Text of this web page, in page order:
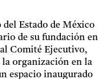
Estado de México
de su fundación en
Comité Ejecutivo,
la organización en la
espacio inaugurado